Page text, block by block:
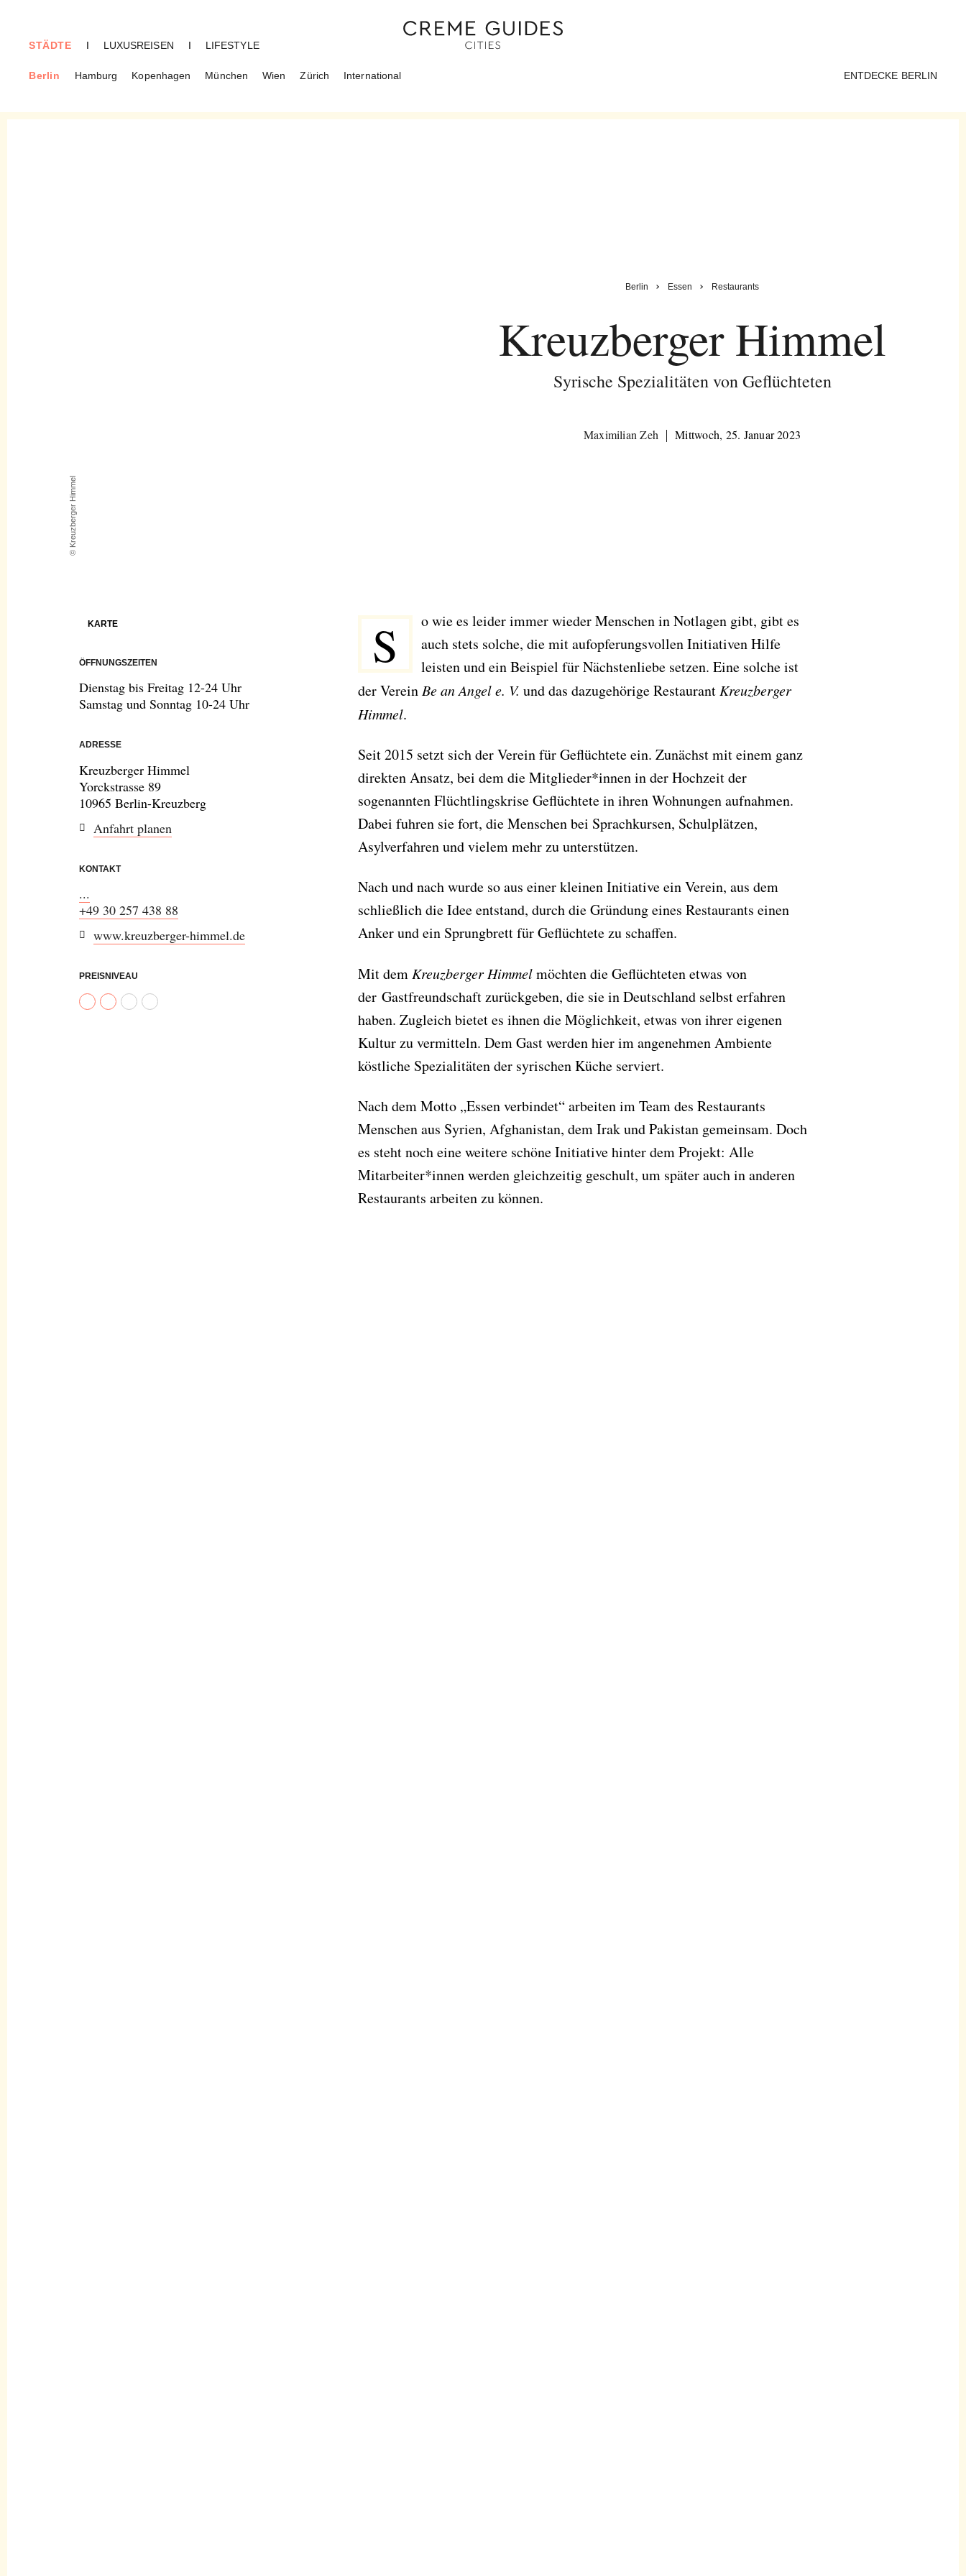
STÄDTE
Berlin Hamburg Kopenhagen München Wien Zürich International
I LUXUSREISEN I LIFESTYLE
ENTDECKE BERLIN
Berlin Essen Restaurants
Kreuzberger Himmel
Syrische Spezialitäten von Geflüchteten
Maximilian Zeh Mittwoch, 25. Januar 2023
© Kreuzberger Himmel
KARTE
ÖFFNUNGSZEITEN
Dienstag bis Freitag 12-24 Uhr
Samstag und Sonntag 10-24 Uhr
ADRESSE
Kreuzberger Himmel
Yorckstrasse 89
10965 Berlin-Kreuzberg
Anfahrt planen
KONTAKT
...
+49 30 257 438 88
www.kreuzberger-himmel.de
PREISNIVEAU
S
o wie es leider immer wieder Menschen in Notlagen gibt, gibt es
auch stets solche, die mit aufopferungsvollen Initiativen Hilfe
leisten und ein Beispiel für Nächstenliebe setzen. Eine solche ist
der Verein Be an Angel e. V. und das dazugehörige Restaurant Kreuzberger
Himmel.
Seit 2015 setzt sich der Verein für Geflüchtete ein. Zunächst mit einem ganz
direkten Ansatz, bei dem die Mitglieder*innen in der Hochzeit der
sogenannten Flüchtlingskrise Geflüchtete in ihren Wohnungen aufnahmen.
Dabei fuhren sie fort, die Menschen bei Sprachkursen, Schulplätzen,
Asylverfahren und vielem mehr zu unterstützen.
Nach und nach wurde so aus einer kleinen Initiative ein Verein, aus dem
schließlich die Idee entstand, durch die Gründung eines Restaurants einen
Anker und ein Sprungbrett für Geflüchtete zu schaffen.
Mit dem Kreuzberger Himmelmöchten die Geflüchteten etwas von
der Gastfreundschaft zurückgeben, die sie in Deutschland selbst erfahren
haben. Zugleich bietet es ihnen die Möglichkeit, etwas von ihrer eigenen
Kultur zu vermitteln. Dem Gast werden hier im angenehmen Ambiente
köstliche Spezialitäten der syrischen Küche serviert.
Nach dem Motto „Essen verbindet“ arbeiten im Team des Restaurants
Menschen aus Syrien, Afghanistan, dem Irak und Pakistan gemeinsam. Doch
es steht noch eine weitere schöne Initiative hinter dem Projekt: Alle
Mitarbeiter*innen werden gleichzeitig geschult, um später auch in anderen
Restaurants arbeiten zu können.